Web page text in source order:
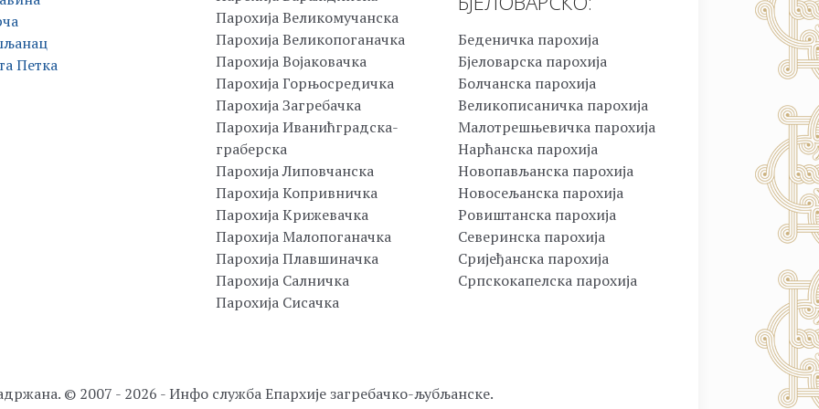
Петка
Парохија Великомучанска
Парохија Великопоганачка
Парохија Војаковачка
Парохија Горњосредичка
Парохија Загребачка
Парохија Иванићградска-
граберска
Парохија Липовчанска
Парохија Копривничка
Парохија Крижевачка
Парохија Малопоганачка
Парохија Плавшиначка
Парохија Салничка
Парохија Сисачка
Беденичка парохија
Бјеловарска парохија
Болчанска парохија
Великописаничка парохија
Малотрешњевичка парохија
Нарћанска парохија
Новопављанска парохија
Новосељанска парохија
Ровиштанска парохија
Северинска парохија
Сријеђанска парохија
Српскокапелска парохија
© 2007 - 2026 - Инфо служба Епархије загребачко-љубљанске.